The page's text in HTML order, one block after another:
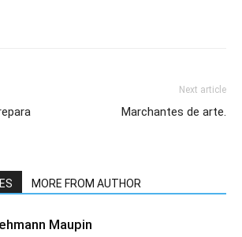
Next article
Marchantes de arte.
MORE FROM AUTHOR
Maupin